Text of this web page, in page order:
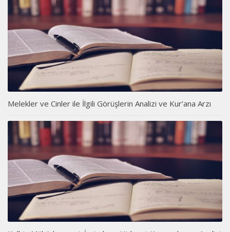
Melekler ve Cinler ile İlgili Görüşlerin Analizi ve Kur’ana Arzı